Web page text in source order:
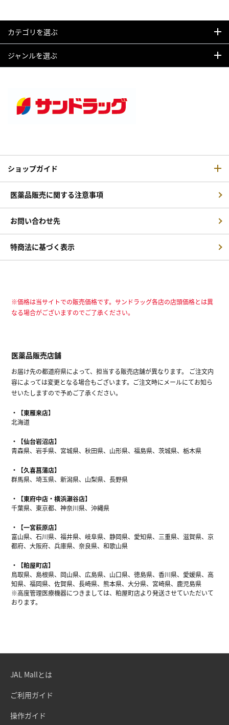
カテゴリを選ぶ
ジャンルを選ぶ
ショップガイド
医薬品販売に関する注意事項
お問い合わせ先
特商法に基づく表示
※価格は当サイトでの販売価格です。サンドラッグ各店の店頭価格とは異
なる場合がございますのでご了承ください。
医薬品販売店舗
お届け先の都道府県によって、担当する販売店舗が異なります。 ご注文内
容によっては変更となる場合もございます。ご注文時にメールにてお知ら
せいたしますので予めご了承ください。
【東雁来店】
北海道
【仙台岩沼店】
青森県、岩手県、宮城県、秋田県、山形県、福島県、茨城県、栃木県
【久喜菖蒲店】
群馬県、埼玉県、新潟県、山梨県、長野県
【東府中店・横浜瀬谷店】
千葉県、東京都、神奈川県、沖縄県
【一宮萩原店】
富山県、石川県、福井県、岐阜県、静岡県、愛知県、三重県、滋賀県、京
都府、大阪府、兵庫県、奈良県、和歌山県
【粕屋町店】
鳥取県、島根県、岡山県、広島県、山口県、徳島県、香川県、愛媛県、高
知県、福岡県、佐賀県、長崎県、熊本県、大分県、宮崎県、鹿児島県
※高度管理医療機器につきましては、粕屋町店より発送させていただいて
おります。
JAL Mallとは
ご利用ガイド
操作ガイド